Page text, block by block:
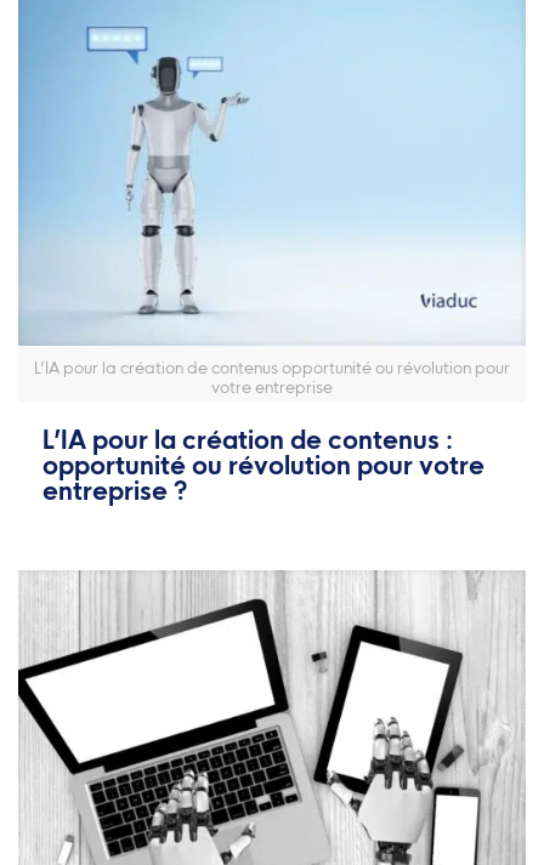
L’IA pour la création de contenus opportunité ou révolution pour
votre entreprise
L’IA pour la création de contenus :
opportunité ou révolution pour votre
entreprise ?